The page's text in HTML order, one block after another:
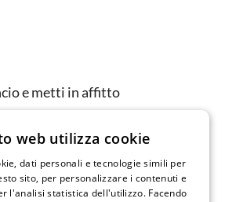
e metti in affitto
web utilizza cookie
dati personali e tecnologie simili per
sito, per personalizzare i contenuti e
l'analisi statistica dell'utilizzo. Facendo